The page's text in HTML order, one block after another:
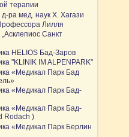
терапии
ра мед. наук Х. Хагази
Лилля
Санкт
HELIOS Бад-Заров
"KLINIK IM ALPENPARK"
«Медикал Парк Бад
«Медикал Парк Бад-
«Медикал Парк Бад-
Rodach )
«Медикал Парк Берлин